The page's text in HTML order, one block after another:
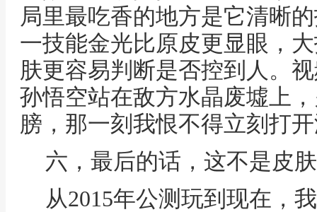
局里最吃香的地方是它清晰
一技能金光比原皮更显眼，
肤更容易判断是否控到人。
孙悟空站在敌方水晶废墟上
膀，那一刻我恨不得立刻打
六，最后的话，这不是皮
从2015年公测玩到现在，